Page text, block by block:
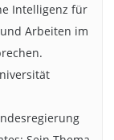
Intelligenz für
Arbeiten im